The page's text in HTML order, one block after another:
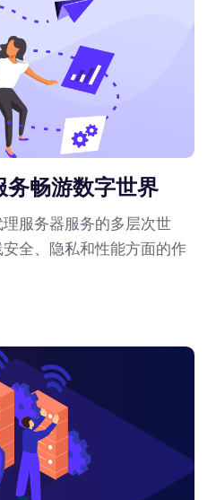
畅游数字世界
服务器服务的多层次世
全、隐私和性能方面的作